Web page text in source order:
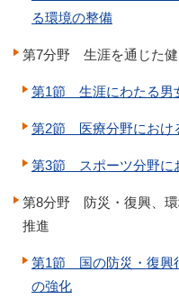
る環境の整備
第7分野 生涯を通じた健
第1節 生涯にわたる男
第2節 医療分野におけ
第3節 スポーツ分野に
第8分野 防災・復興、環
推進
第1節 国の防災・復興
の強化